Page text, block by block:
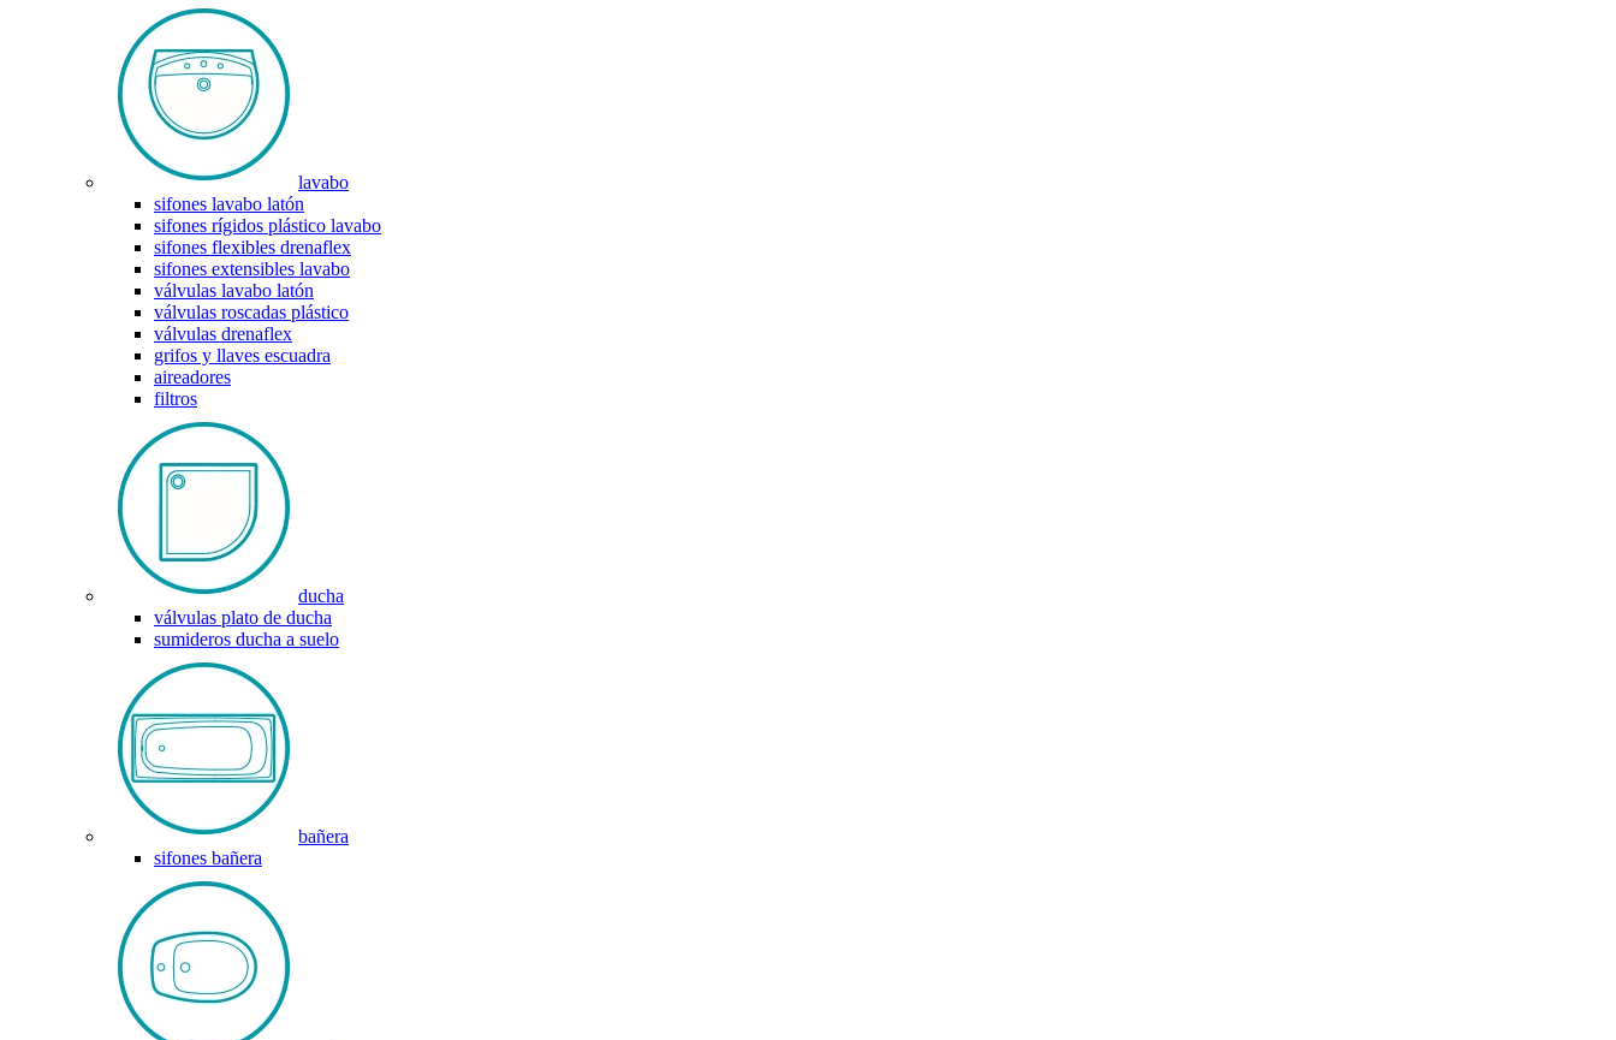
lavabo
sifones lavabo latón
sifones rígidos plástico lavabo
sifones flexibles drenaflex
sifones extensibles lavabo
válvulas lavabo latón
válvulas roscadas plástico
válvulas drenaflex
grifos y llaves escuadra
aireadores
filtros
ducha
válvulas plato de ducha
sumideros ducha a suelo
bañera
sifones bañera